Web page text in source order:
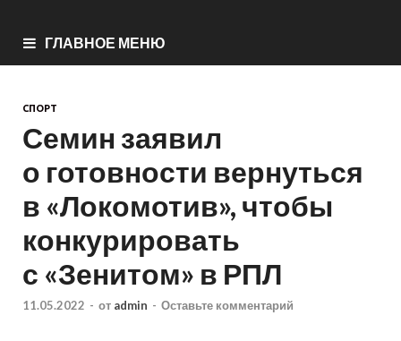
ГЛАВНОЕ МЕНЮ
СПОРТ
Семин заявил
о готовности вернуться
в «Локомотив», чтобы
конкурировать
с «Зенитом» в РПЛ
11.05.2022 - от admin - Оставьте комментарий